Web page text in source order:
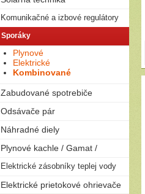
Peletizačné kotly
Liatinové kotly na drevo a
uhlie
Solárne zostavy - ploché
kolektory
Solárne zostavy - vákuové
kolektory
Komunikačné a izbové regulátory
Regulátory
Sporáky
Plynové
Elektrické
Kombinované
Zabudované spotrebiče
Rúry
Umývačky riadu
Odsávače pár
Komínové
Ostrovčekové
Náhradné diely
Plynové kachle / Gamat /
Plynové kachle
Elektrické zásobníky teplej vody
Závesné
Elektrické prietokové ohrievače